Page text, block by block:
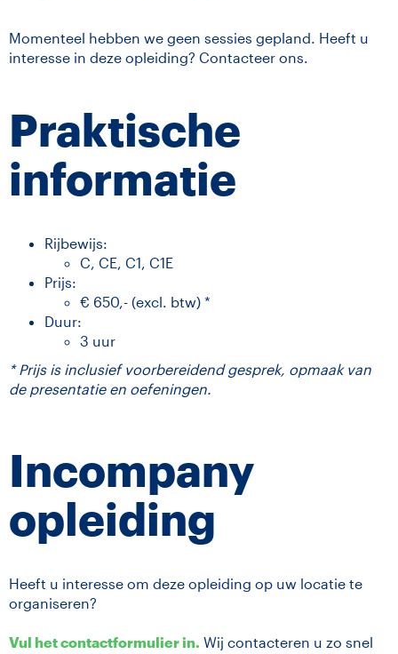
Momenteel hebben we geen sessies gepland. Heeft u
interesse in deze opleiding? Contacteer ons.
Praktische
informatie
Rijbewijs:
C, CE, C1, C1E
Prijs:
€ 650,- (excl. btw) *
Duur:
3 uur
* Prijs is inclusief voorbereidend gesprek, opmaak van
de presentatie en oefeningen.
Incompany
opleiding
Heeft u interesse om deze opleiding op uw locatie te
organiseren?
Vul het contactformulier in. Wij contacteren u zo snel